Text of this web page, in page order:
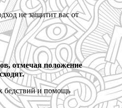
не защитит вас от
отмечая положение
бедствий и помощь